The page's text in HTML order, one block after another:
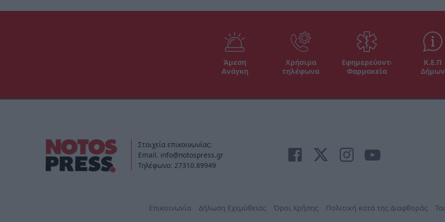
Άμεση
Ανάγκη
Χρήσιμα
τηλέφωνα
Εφημερεύοντα
Φαρμακεία
Κ.Ε.Π
Δήμων
Στοιχεία επικοινωνίας:
Email. info@notospress.gr
Τηλέφωνο: 27310.89949
Επικοινωνία Δήλωση Εχεμύθειας Όροι Χρήσης Πολιτική κατά της Διαφθοράς